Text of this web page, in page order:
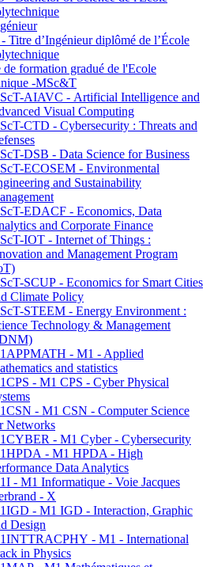
Titre d’Ingénieur diplômé de l’École
formation gradué de l'Ecole
-MSc&T
AIAVC - Artificial Intelligence and
Visual Computing
CTD - Cybersecurity : Threats and
DSB - Data Science for Business
ECOSEM - Environmental
and Sustainability
EDACF - Economics, Data
and Corporate Finance
IOT - Internet of Things :
and Management Program
SCUP - Economics for Smart Cities
Climate Policy
STEEM - Energy Environment :
Technology & Management
- M1 - Applied
and statistics
- M1 CPS - Cyber Physical
- M1 CSN - Computer Science
Networks
- M1 Cyber - Cybersecurity
- M1 HPDA - High
Data Analytics
- M1 Informatique - Voie Jacques
- X
- M1 IGD - Interaction, Graphic
Design
- M1 - International
in Physics